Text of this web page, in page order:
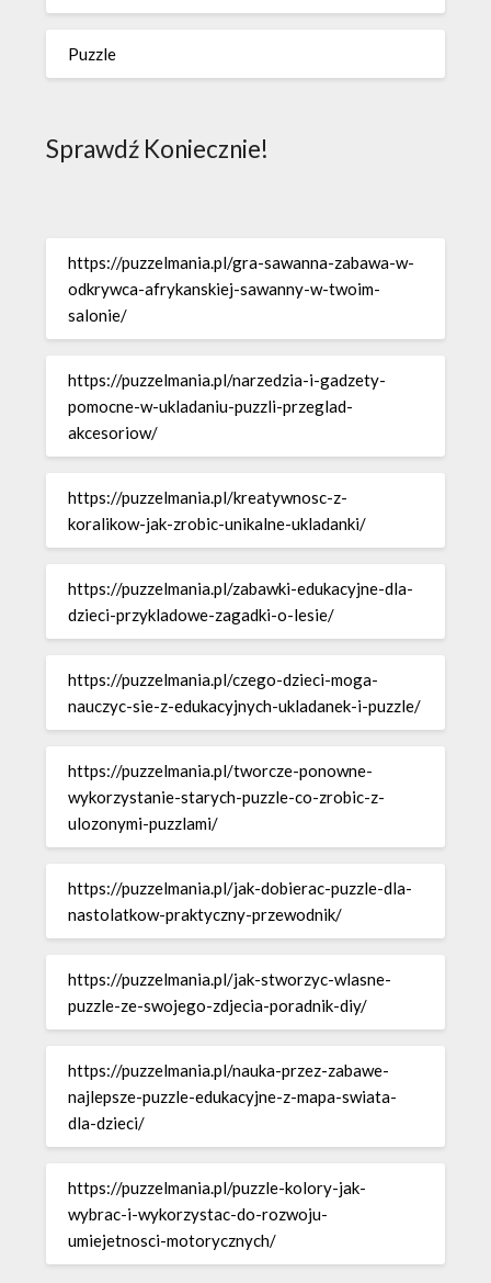
Puzzle
Sprawdź Koniecznie!
https://puzzelmania.pl/gra-sawanna-zabawa-w-
odkrywca-afrykanskiej-sawanny-w-twoim-
salonie/
https://puzzelmania.pl/narzedzia-i-gadzety-
pomocne-w-ukladaniu-puzzli-przeglad-
akcesoriow/
https://puzzelmania.pl/kreatywnosc-z-
koralikow-jak-zrobic-unikalne-ukladanki/
https://puzzelmania.pl/zabawki-edukacyjne-dla-
dzieci-przykladowe-zagadki-o-lesie/
https://puzzelmania.pl/czego-dzieci-moga-
nauczyc-sie-z-edukacyjnych-ukladanek-i-puzzle/
https://puzzelmania.pl/tworcze-ponowne-
wykorzystanie-starych-puzzle-co-zrobic-z-
ulozonymi-puzzlami/
https://puzzelmania.pl/jak-dobierac-puzzle-dla-
nastolatkow-praktyczny-przewodnik/
https://puzzelmania.pl/jak-stworzyc-wlasne-
puzzle-ze-swojego-zdjecia-poradnik-diy/
https://puzzelmania.pl/nauka-przez-zabawe-
najlepsze-puzzle-edukacyjne-z-mapa-swiata-
dla-dzieci/
https://puzzelmania.pl/puzzle-kolory-jak-
wybrac-i-wykorzystac-do-rozwoju-
umiejetnosci-motorycznych/